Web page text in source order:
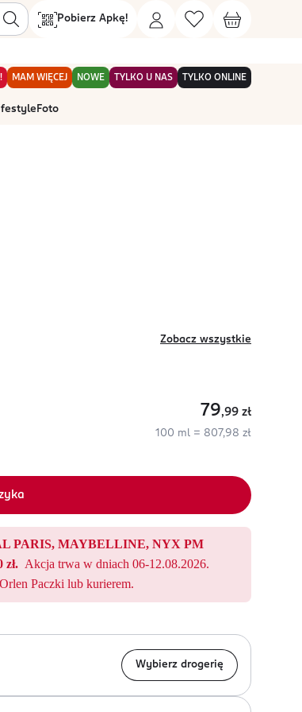
Pobierz Apkę!
MAM WIĘCEJ NOWE TYLKO U NAS TYLKO ONLINE
Foto
Zobacz wszystkie
79,99 zł
100 ml = 807,98 zł
PARIS, MAYBELLINE, NYX PM
Akcja trwa w dniach 06-12.08.2026.
Paczki lub kurierem.
Wybierz drogerię